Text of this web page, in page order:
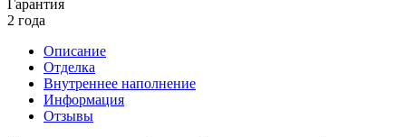
Гарантия
2 года
Описание
Отделка
Внутреннее наполнение
Информация
Отзывы